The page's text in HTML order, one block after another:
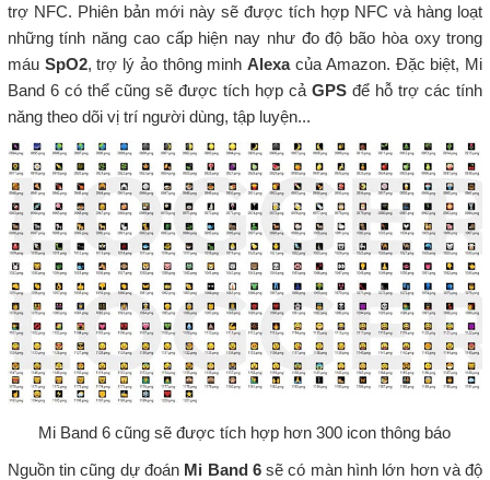
trợ NFC. Phiên bản mới này sẽ được tích hợp NFC và hàng loạt
những tính năng cao cấp hiện nay như đo độ bão hòa oxy trong
máu SpO2, trợ lý ảo thông minhAlexacủa Amazon. Đặc biệt, Mi
Band 6 có thể cũng sẽ được tích hợp cảGPS để hỗ trợ các tính
năng theo dõi vị trí người dùng, tập luyện...
Mi Band 6 cũng sẽ được tích hợp hơn 300 icon thông báo
Nguồn tin cũng dự đoán Mi Band 6sẽ có màn hình lớn hơn và độ